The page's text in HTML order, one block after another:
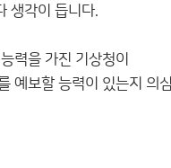
생각이 듭니다.
력을 가진 기상청이
예보할 능력이 있는지 의